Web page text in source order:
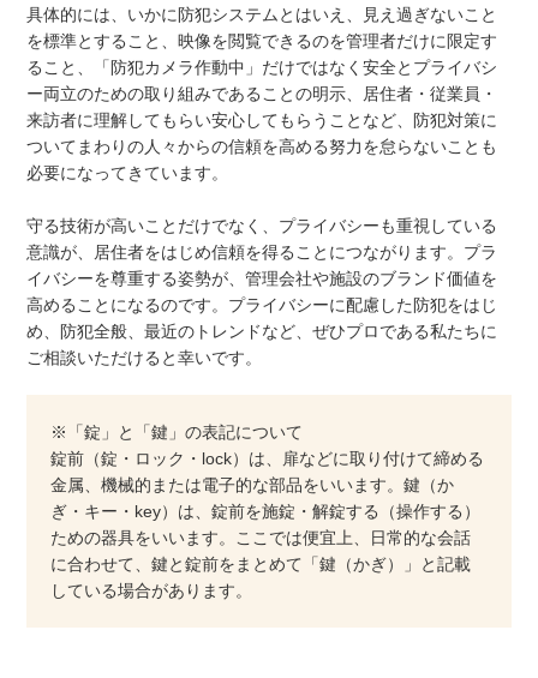
具体的には、いかに防犯システムとはいえ、見え過ぎないこと
を標準とすること、映像を閲覧できるのを管理者だけに限定す
ること、「防犯カメラ作動中」だけではなく安全とプライバシ
ー両立のための取り組みであることの明示、居住者・従業員・
来訪者に理解してもらい安心してもらうことなど、防犯対策に
ついてまわりの人々からの信頼を高める努力を怠らないことも
必要になってきています。
守る技術が高いことだけでなく、プライバシーも重視している
意識が、居住者をはじめ信頼を得ることにつながります。プラ
イバシーを尊重する姿勢が、管理会社や施設のブランド価値を
高めることになるのです。プライバシーに配慮した防犯をはじ
め、防犯全般、最近のトレンドなど、ぜひプロである私たちに
ご相談いただけると幸いです。
※「錠」と「鍵」の表記について
錠前（錠・ロック・lock）は、扉などに取り付けて締める
金属、機械的または電子的な部品をいいます。鍵（か
ぎ・キー・key）は、錠前を施錠・解錠する（操作する）
ための器具をいいます。ここでは便宜上、日常的な会話
に合わせて、鍵と錠前をまとめて「鍵（かぎ）」と記載
している場合があります。